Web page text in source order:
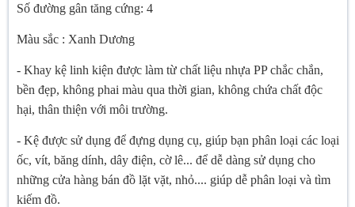
Số đường gân tăng cứng: 4
Màu sắc : Xanh Dương
- Khay kệ linh kiện được làm từ chất liệu nhựa PP chắc chắn,
bền đẹp, không phai màu qua thời gian, không chứa chất độc
hại, thân thiện với môi trường.
- Kệ được sử dụng để đựng dụng cụ, giúp bạn phân loại các loại
ốc, vít, băng dính, dây điện, cờ lê... để dễ dàng sử dụng cho
những cửa hàng bán đồ lặt vặt, nhỏ.... giúp dễ phân loại và tìm
kiếm đồ.